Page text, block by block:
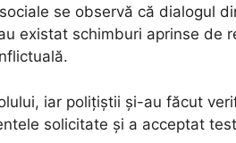
se observă că dialogul
existat schimburi aprinse de
iar polițiștii și-au făcut
solicitate și a acceptat